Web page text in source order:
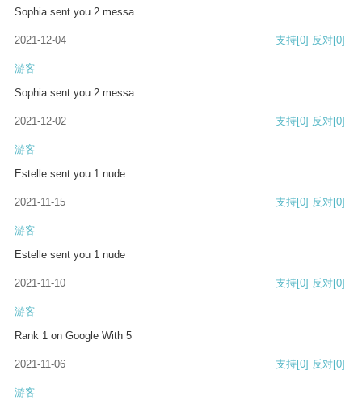
Sophia sent you 2 messa
2021-12-04 支持[0] 反对[0]
游客
Sophia sent you 2 messa
2021-12-02 支持[0] 反对[0]
游客
Estelle sent you 1 nude
2021-11-15 支持[0] 反对[0]
游客
Estelle sent you 1 nude
2021-11-10 支持[0] 反对[0]
游客
Rank 1 on Google With 5
2021-11-06 支持[0] 反对[0]
游客